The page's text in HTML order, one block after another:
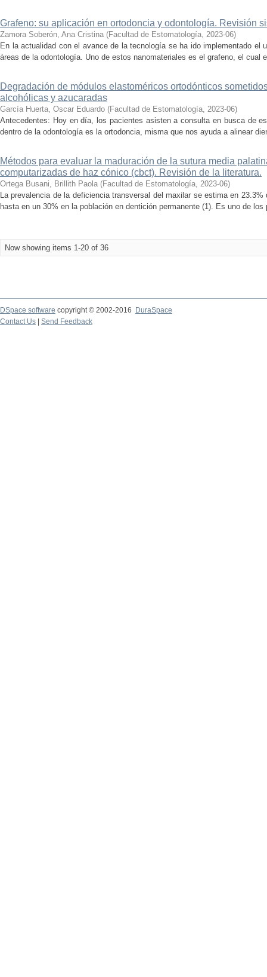
Grafeno: su aplicación en ortodoncia y odontología. Revisión
Zamora Soberón, Ana Cristina (Facultad de Estomatología, 2023-06)
En la actualidad con el avance de la tecnología se ha ido implementado el
áreas de la odontología. Uno de estos nanomateriales es el grafeno, el cual
Degradación de módulos elastoméricos ortodónticos
alcohólicas y azucaradas
García Huerta, Oscar Eduardo (Facultad de Estomatología, 2023-06)
Antecedentes: Hoy en día, los pacientes asisten a consulta en busca de
dentro de la odontología es la ortodoncia, misma que nos ayuda a alinear
Métodos para evaluar la maduración de la sutura media
computarizadas de haz cónico (cbct). Revisión de la literatura.
Ortega Busani, Brillith Paola (Facultad de Estomatología, 2023-06)
La prevalencia de la deficiencia transversal del maxilar se estima en
hasta en un 30% en la población en dentición permanente (1). Es uno de
Now showing items 1-20 of 36
DSpace software copyright © 2002-2016
DuraSpace
Contact Us
Send Feedback